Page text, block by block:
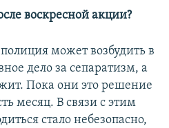
воскресной акции?
может возбудить в
дело за сепаратизм, а
Пока они это решение
месяц. В связи с этим
стало небезопасно,